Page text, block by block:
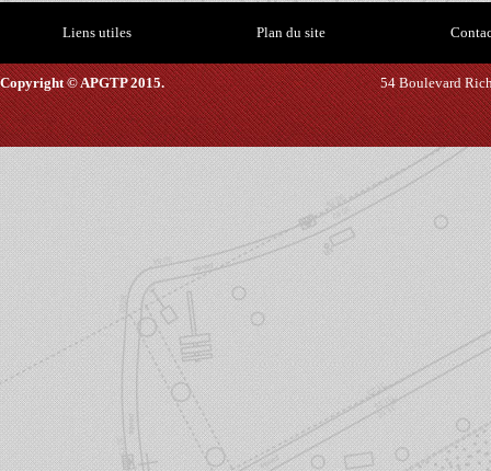
Liens utiles Plan du site
Copyright © APGTP 2015. 54 Boulevard